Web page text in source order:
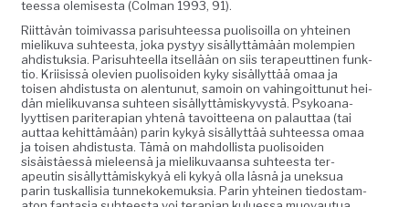
teessa olemis­es­ta (Col­man 1993, 91).
Riit­tävän toimi­vas­sa parisuh­teessa puolisoil­la on yhteinen
mieliku­va suh­teesta, joka pystyy sisäl­lyt­tämään molem­pi­en
ahdis­tuk­sia. Parisuh­teel­la itsel­lään on siis ter­apeut­ti­nen funk­
tio. Kri­i­sis­sä ole­vien puolisoiden kyky sisäl­lyt­tää omaa ja
toisen ahdis­tus­ta on alen­tunut, samoin on vahin­goit­tunut hei­
dän mieliku­vansa suh­teen sisäl­lyt­tämiskyvys­tä. Psyko­ana­
lyyt­tisen parit­er­api­an yht­enä tavoit­teena on palaut­taa (tai
aut­taa kehit­tämään) parin kykyä sisäl­lyt­tää suh­teessa omaa
ja toisen ahdis­tus­ta. Tämä on mah­dol­lista puolisoiden
sisäistäessä mieleen­sä ja mieliku­vaansa suh­teesta ter­
apeutin sisäl­lyt­tämiskykyä eli kykyä olla läs­nä ja unek­sua
parin tuskallisia tun­nekoke­muk­sia. Parin yhteinen tiedostam­